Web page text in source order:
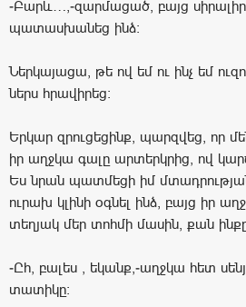
-Բարև…,-զարմացած, բայց սիրալիր
պատասխանեց ինձ:
Ներկայացա, թե ով եմ ու ինչ եմ
ներս հրավիրեց:
Երկար զրուցեցինք, պարզվեց, որ
իր աղջկա գալը արտերկրից, ով
Ես նրան պատմեցի իմ
ուրախ կլինի օգնել ինձ, բայց իր
տեղյակ մեր տոհմի մասին, քան
-Ըհ, բալես , եկանք,-աղջկա հետ
տատիկը: